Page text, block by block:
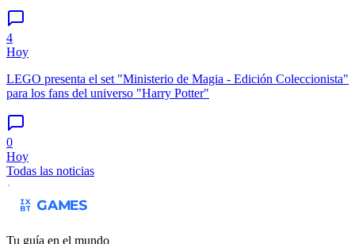
4
Hoy
LEGO presenta el set "Ministerio de Magia - Edición Coleccionista"
para los fans del universo "Harry Potter"
0
Hoy
Todas las noticias
Tu guía en el mundo